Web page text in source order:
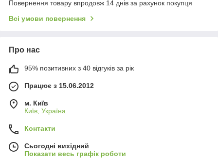
Повернення товару впродовж 14 днів за рахунок покупця
Всі умови повернення
Про нас
95% позитивних з 40 відгуків за рік
Працює з 15.06.2012
м. Київ
Київ, Україна
Контакти
Сьогодні вихідний
Показати весь графік роботи